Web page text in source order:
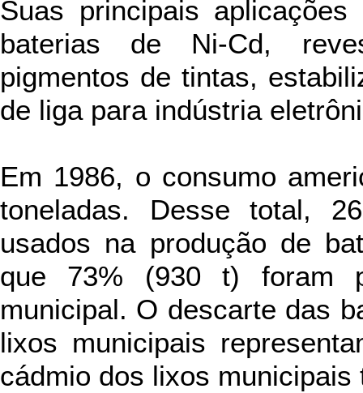
Suas principais
baterias de Ni-Cd,
pigmentos de tintas,
de liga para indústria
Em 1986, o consumo
toneladas. Desse total,
usados na produção de
que 73% (930 t) foram
municipal. O descarte das
lixos municipais
cádmio dos lixos municipais